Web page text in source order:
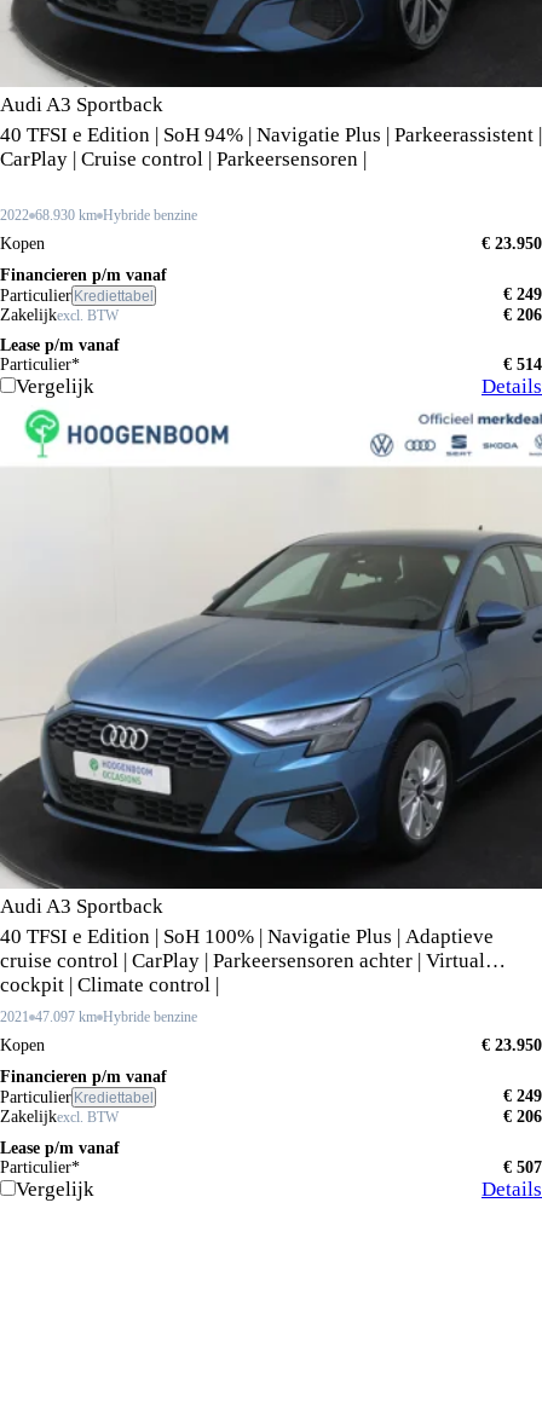
Audi A3 Sportback
40 TFSI e Edition | SoH 94% | Navigatie Plus | Parkeerassistent |
CarPlay | Cruise control | Parkeersensoren |
2022 68.930 km Hybride benzine
Kopen
€ 23.950
Financieren p/m vanaf
Particulier Krediettabel
€ 249
Zakelijkexcl. BTW
€ 206
Lease p/m vanaf
Particulier*
€ 514
Vergelijk Details
Audi A3 Sportback
40 TFSI e Edition | SoH 100% | Navigatie Plus | Adaptieve
cruise control | CarPlay | Parkeersensoren achter | Virtual
cockpit | Climate control |
2021 47.097 km Hybride benzine
Kopen
€ 23.950
Financieren p/m vanaf
Particulier Krediettabel
€ 249
Zakelijkexcl. BTW
€ 206
Lease p/m vanaf
Particulier*
€ 507
Vergelijk Details